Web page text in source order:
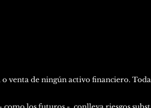
venta de ningún activo financiero.